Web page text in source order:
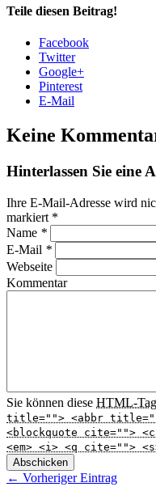
Teile diesen Beitrag!
Facebook
Twitter
Google+
Pinterest
E-Mail
Keine
Hinterlassen Sie eine
Ihre E-Mail-Adresse wird
markiert *
Name *
E-Mail *
Webseite
Kommentar
Sie können diese HTML-
title=""> <abbr
<blockquote cite="">
<em> <i> <q cite="">
Abschicken
← Vorheriger Eintrag